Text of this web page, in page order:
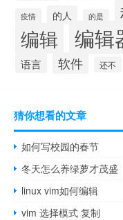
疫情 的人 的是
编辑 编辑
语言 软件 还不
猜你想看的文章
如何写校园的春节
冬天怎么养绿萝才茂盛
linux vim如何编辑
vim 选择模式 复制